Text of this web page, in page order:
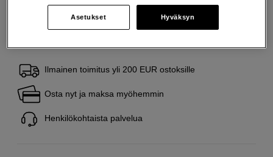
Ilmainen toimitus yli 200 EUR ostoksille
Osta nyt ja maksa myöhemmin
Henkilökohtaista palvelua
Asetukset Hyväksyn